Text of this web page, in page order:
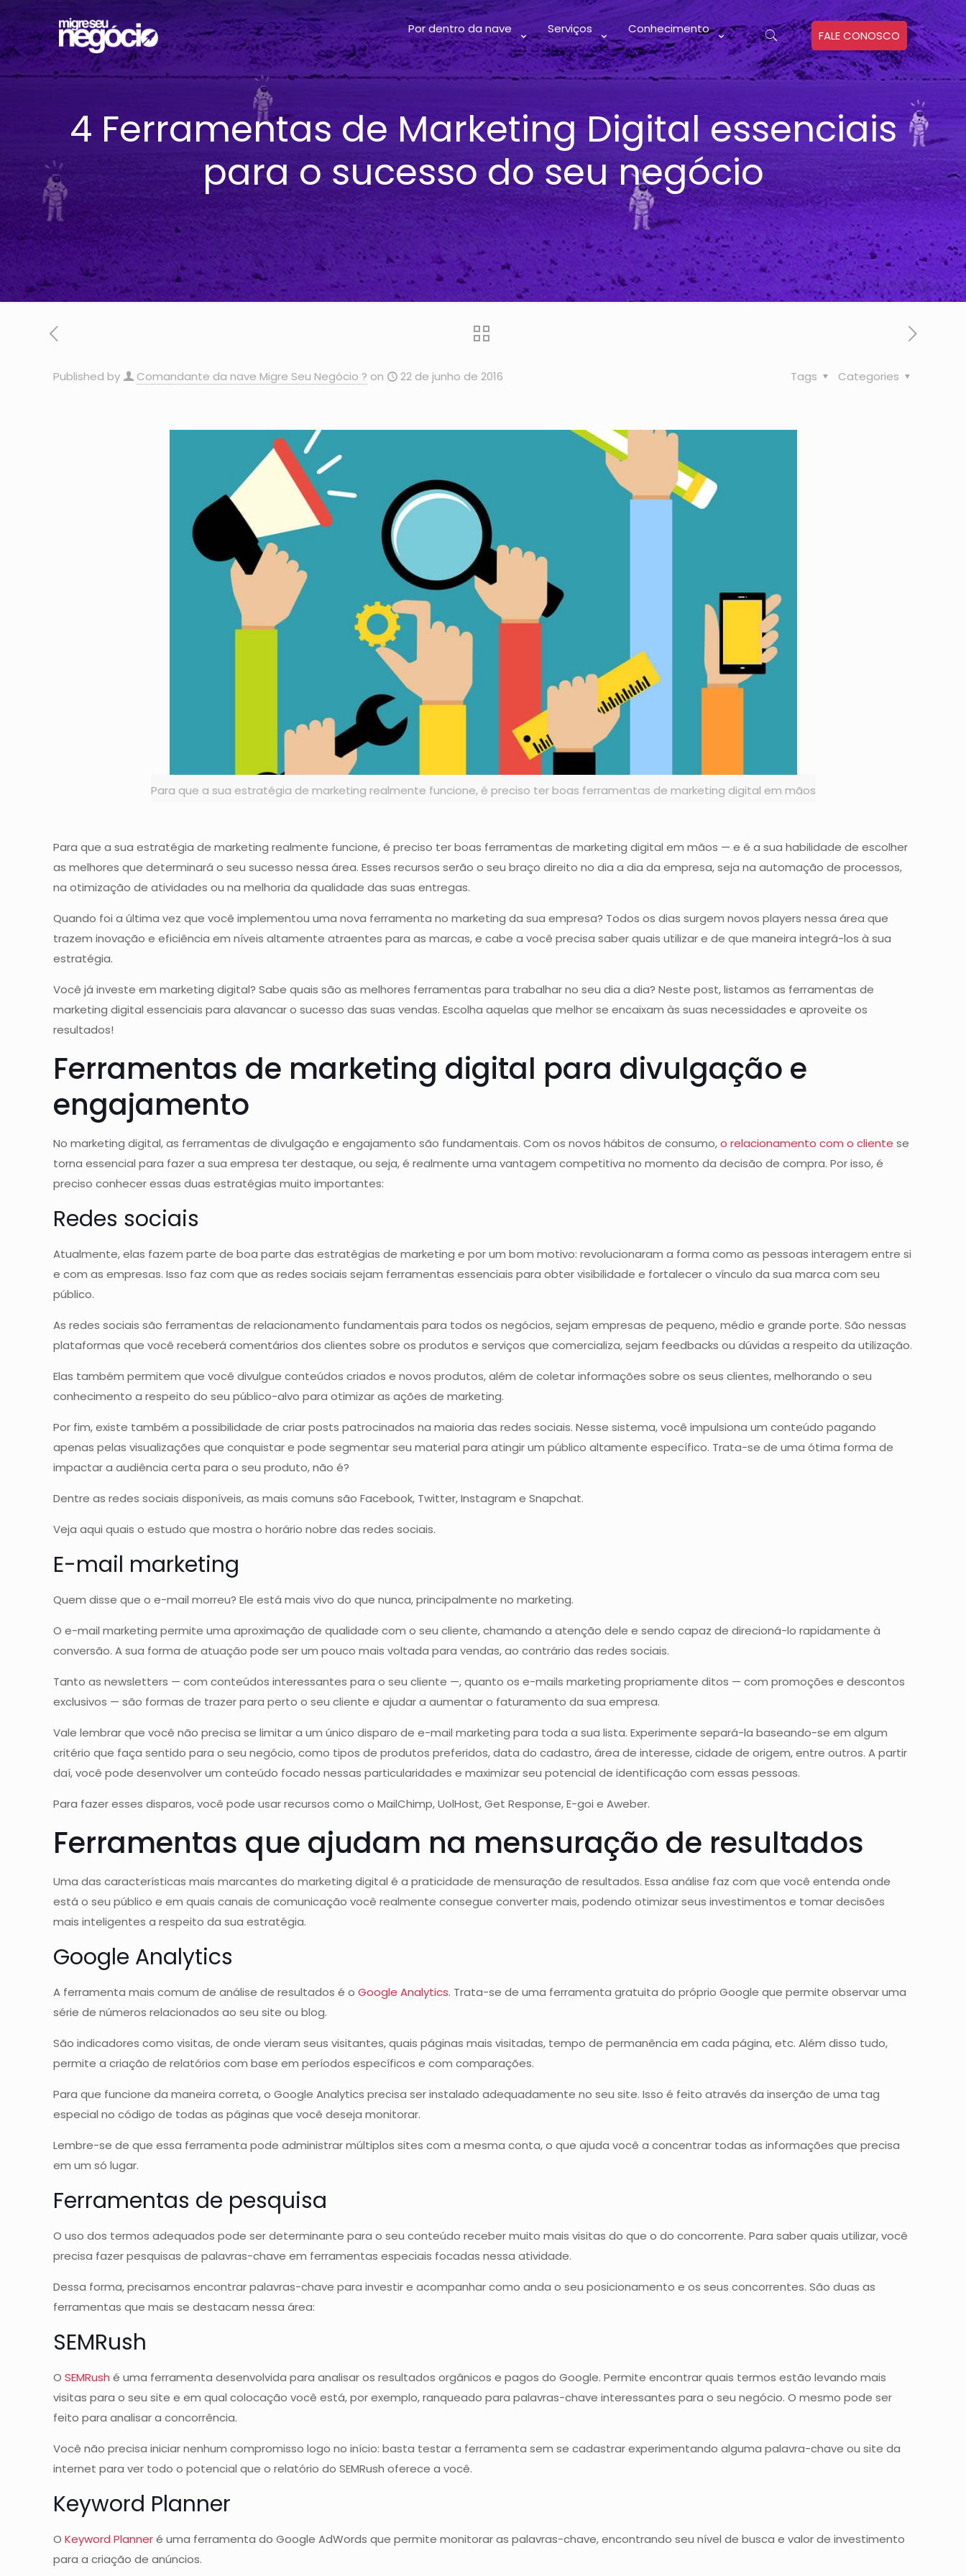
Por dentro da nave Serviços Conhecimento FALE CONOSCO
4 Ferramentas de Marketing Digital essenciais
para o sucesso do seu negócio
Published by Comandante da nave Migre Seu Negócio ? on 22 de junho de 2016 Categories
Tags
Para que a sua estratégia de marketing realmente funcione, é preciso ter boas ferramentas de marketing digital em mãos
Para que a sua estratégia de marketing realmente funcione, é preciso ter boas ferramentas de marketing digital em mãos — e é a sua habilidade de escolher
as melhores que determinará o seu sucesso nessa área. Esses recursos serão o seu braço direito no dia a dia da empresa, seja na automação de processos,
na otimização de atividades ou na melhoria da qualidade das suas entregas.
Quando foi a última vez que você implementou uma nova ferramenta no marketing da sua empresa? Todos os dias surgem novos players nessa área que
trazem inovação e eficiência em níveis altamente atraentes para as marcas, e cabe a você precisa saber quais utilizar e de que maneira integrá-los à sua
estratégia.
Você já investe em marketing digital? Sabe quais são as melhores ferramentas para trabalhar no seu dia a dia? Neste post, listamos as ferramentas de
marketing digital essenciais para alavancar o sucesso das suas vendas. Escolha aquelas que melhor se encaixam às suas necessidades e aproveite os
resultados!
Ferramentas de marketing digital para divulgação e
engajamento
No marketing digital, as ferramentas de divulgação e engajamento são fundamentais. Com os novos hábitos de consumo,o relacionamento com o cliente se
torna essencial para fazer a sua empresa ter destaque, ou seja, é realmente uma vantagem competitiva no momento da decisão de compra. Por isso, é
preciso conhecer essas duas estratégias muito importantes:
Redes sociais
Atualmente, elas fazem parte de boa parte das estratégias de marketing e por um bom motivo: revolucionaram a forma como as pessoas interagem entre si
e com as empresas. Isso faz com que as redes sociais sejam ferramentas essenciais para obter visibilidade e fortalecer o vínculo da sua marca com seu
público.
As redes sociais são ferramentas de relacionamento fundamentais para todos os negócios, sejam empresas de pequeno, médio e grande porte. São nessas
plataformas que você receberá comentários dos clientes sobre os produtos e serviços que comercializa, sejam feedbacks ou dúvidas a respeito da utilização.
Elas também permitem que você divulgue conteúdos criados e novos produtos, além de coletar informações sobre os seus clientes, melhorando o seu
conhecimento a respeito do seu público-alvo para otimizar as ações de marketing.
Por fim, existe também a possibilidade de criar posts patrocinados na maioria das redes sociais. Nesse sistema, você impulsiona um conteúdo pagando
apenas pelas visualizações que conquistar e pode segmentar seu material para atingir um público altamente específico. Trata-se de uma ótima forma de
impactar a audiência certa para o seu produto, não é?
Dentre as redes sociais disponíveis, as mais comuns são Facebook, Twitter, Instagram e Snapchat.
Veja aqui quais o estudo que mostra o horário nobre das redes sociais.
E-mail marketing
Quem disse que o e-mail morreu? Ele está mais vivo do que nunca, principalmente no marketing.
O e-mail marketing permite uma aproximação de qualidade com o seu cliente, chamando a atenção dele e sendo capaz de direcioná-lo rapidamente à
conversão. A sua forma de atuação pode ser um pouco mais voltada para vendas, ao contrário das redes sociais.
Tanto as newsletters — com conteúdos interessantes para o seu cliente —, quanto os e-mails marketing propriamente ditos — com promoções e descontos
exclusivos — são formas de trazer para perto o seu cliente e ajudar a aumentar o faturamento da sua empresa.
Vale lembrar que você não precisa se limitar a um único disparo de e-mail marketing para toda a sua lista. Experimente separá-la baseando-se em algum
critério que faça sentido para o seu negócio, como tipos de produtos preferidos, data do cadastro, área de interesse, cidade de origem, entre outros. A partir
daí, você pode desenvolver um conteúdo focado nessas particularidades e maximizar seu potencial de identificação com essas pessoas.
Para fazer esses disparos, você pode usar recursos como o MailChimp, UolHost, Get Response, E-goi e Aweber.
Ferramentas que ajudam na mensuração de resultados
Uma das características mais marcantes do marketing digital é a praticidade de mensuração de resultados. Essa análise faz com que você entenda onde
está o seu público e em quais canais de comunicação você realmente consegue converter mais, podendo otimizar seus investimentos e tomar decisões
mais inteligentes a respeito da sua estratégia.
Google Analytics
A ferramenta mais comum de análise de resultados é oGoogle Analytics. Trata-se de uma ferramenta gratuita do próprio Google que permite observar uma
série de números relacionados ao seu site ou blog.
São indicadores como visitas, de onde vieram seus visitantes, quais páginas mais visitadas, tempo de permanência em cada página, etc. Além disso tudo,
permite a criação de relatórios com base em períodos específicos e com comparações.
Para que funcione da maneira correta, o Google Analytics precisa ser instalado adequadamente no seu site. Isso é feito através da inserção de uma tag
especial no código de todas as páginas que você deseja monitorar.
Lembre-se de que essa ferramenta pode administrar múltiplos sites com a mesma conta, o que ajuda você a concentrar todas as informações que precisa
em um só lugar.
Ferramentas de pesquisa
O uso dos termos adequados pode ser determinante para o seu conteúdo receber muito mais visitas do que o do concorrente. Para saber quais utilizar, você
precisa fazer pesquisas de palavras-chave em ferramentas especiais focadas nessa atividade.
Dessa forma, precisamos encontrar palavras-chave para investir e acompanhar como anda o seu posicionamento e os seus concorrentes. São duas as
ferramentas que mais se destacam nessa área:
SEMRush
OSEMRush é uma ferramenta desenvolvida para analisar os resultados orgânicos e pagos do Google. Permite encontrar quais termos estão levando mais
visitas para o seu site e em qual colocação você está, por exemplo, ranqueado para palavras-chave interessantes para o seu negócio. O mesmo pode ser
feito para analisar a concorrência.
Você não precisa iniciar nenhum compromisso logo no início: basta testar a ferramenta sem se cadastrar experimentando alguma palavra-chave ou site da
internet para ver todo o potencial que o relatório do SEMRush oferece a você.
Keyword Planner
OKeyword Planneré uma ferramenta do Google AdWords que permite monitorar as palavras-chave, encontrando seu nível de busca e valor de investimento
para a criação de anúncios.